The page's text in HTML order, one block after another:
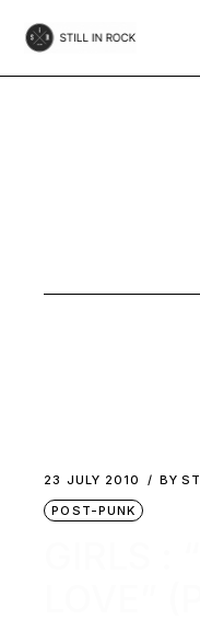
the
23 JULY 2010 BY
POST-PUNK